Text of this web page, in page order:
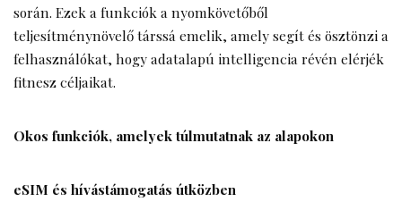
során. Ezek a funkciók a nyomkövetőből
teljesítménynövelő társsá emelik, amely segít és ösztönzi a
felhasználókat, hogy adatalapú intelligencia révén elérjék
fitnesz céljaikat.
Okos funkciók, amelyek túlmutatnak az alapokon
eSIM és hívástámogatás útközben